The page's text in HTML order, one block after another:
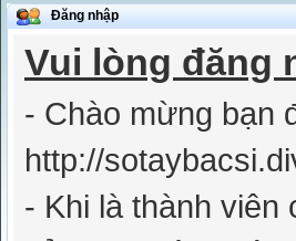
Đăng nhập
Vui lòng đăng
- Chào mừng bạn
http://
- Khi là thành